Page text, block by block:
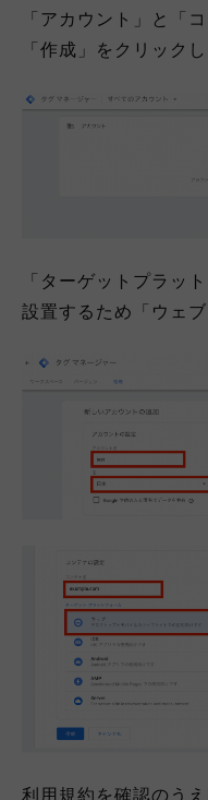
「アカウント」と「
「作成」をクリックし
「ターゲットプラッ
設置するため「ウェ
利用規約を確認のう